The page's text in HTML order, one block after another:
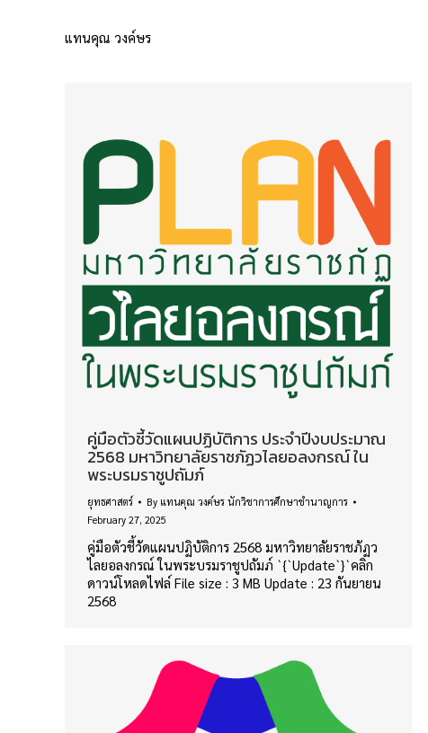
แทนคุณ วงค์ษร
คู่มือตัวชี้วัดแผนปฏิบัติการ ประจำปีงบประมาณ
2568 มหาวิทยาลัยราชภัฏวไลยอลงกรณ์ ใน
พระบรมราชูปถัมภ์
ยุทธศาสตร์ By แทนคุณ วงค์ษร นักวิชาการศึกษาชำนาญการ
February 27, 2025
คู่มือตัวชี้วัดแผนปฏิบัติการ 2568 มหาวิทยาลัยราชภัฏว
ไลยอลงกรณ์ ในพระบรมราชูปถัมภ์ `{`Update`}`คลิก
ดาวน์โหลดไฟล์ File size : 3 MB Update : 23 กันยายน
2568